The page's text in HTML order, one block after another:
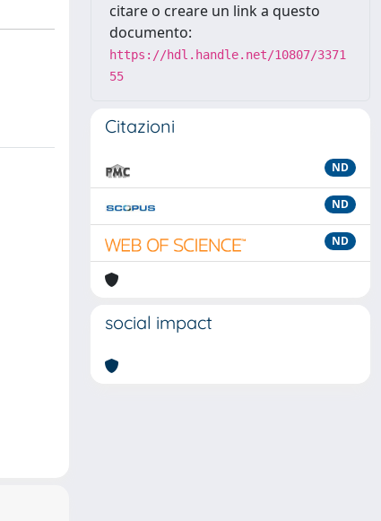
citare o creare un link a questo
documento:
https://hdl.handle.net/10807/3371
55
Citazioni
ND
ND
ND
social impact